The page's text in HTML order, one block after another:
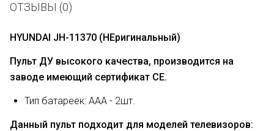
ОТЗЫВЫ (0)
HYUNDAI JH-11370 (НЕригинальный)
Пульт ДУ высокого качества, производится на
заводе имеющий сертификат CE.
Тип батареек: AAA - 2шт.
Данный пульт подходит для моделей телевизоров: